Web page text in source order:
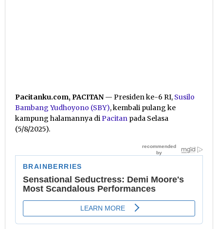
Pacitanku.com, PACITAN — Presiden ke-6 RI, Susilo
Bambang Yudhoyono (SBY), kembali pulang ke
kampung halamannya diPacitan pada Selasa
(5/8/2025).